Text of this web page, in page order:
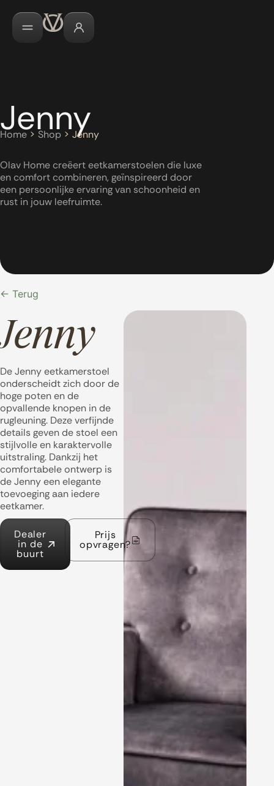
Jenny
Home > Shop > Jenny
Olav Home creëert eetkamerstoelen die luxe
en comfort combineren, geïnspireerd door
een persoonlijke ervaring van schoonheid en
rust in jouw leefruimte.
← Terug
Jenny
De Jenny eetkamerstoel
onderscheidt zich door de
hoge poten en de
opvallende knopen in de
rugleuning. Deze verfijnde
details geven de stoel een
stijlvolle en karaktervolle
uitstraling. Dankzij het
comfortabele ontwerp is
de Jenny een elegante
toevoeging aan iedere
eetkamer.
Dealer
in de
buurt
Prijs
opvragen?